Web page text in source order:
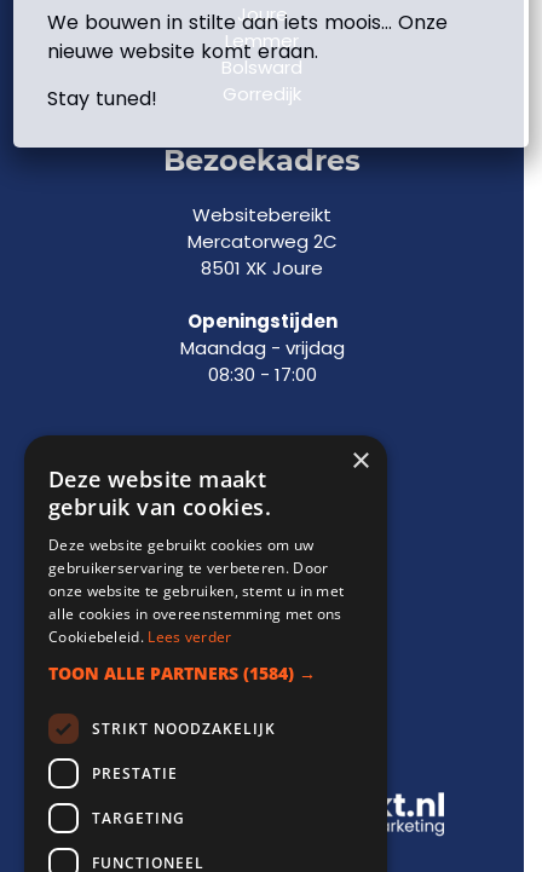
Joure
Lemmer
Bolsward
Gorredijk
Bezoekadres
Websitebereikt
Mercatorweg 2C
8501 XK Joure
Openingstijden
Maandag - vrijdag
08:30 - 17:00
Support
info@websitebereikt.nl
085-8209770
We bouwen in stilte aan iets moois… Onze
nieuwe website komt eraan.
Stay tuned!
×
Deze website maakt
gebruik van cookies.
Deze website gebruikt cookies om uw
gebruikerservaring te verbeteren. Door
onze website te gebruiken, stemt u in met
alle cookies in overeenstemming met ons
Cookiebeleid. Lees verder
TOON ALLE PARTNERS (1584) →
STRIKT NOODZAKELIJK
PRESTATIE
TARGETING
FUNCTIONEEL